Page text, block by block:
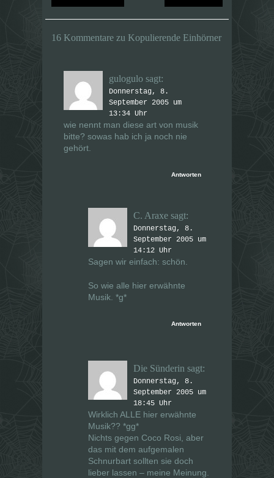
n
e
e
s
t
g
e
f
f
n
e
e
e
s
t
e
r
g
e
ö
f
n
16 Kommentare zu Kopulierende Einhörner
gulogulo sagt:
Donnerstag, 8.
September 2005 um
13:34 Uhr
wie nennt man diese art von musik
bitte? sowas hab ich ja noch nie
gehört.
Antworten
C. Araxe sagt:
Donnerstag, 8.
September 2005 um
14:12 Uhr
Sagen wir einfach: schön.
So wie alle hier erwähnte
Musik. *g*
Antworten
Die Sünderin sagt:
Donnerstag, 8.
September 2005 um
18:45 Uhr
Wirklich ALLE hier erwähnte
Musik?? *gg*
Nichts gegen Coco Rosi, aber
das mit dem aufgemalen
Schnurbart sollten sie doch
lieber lassen – meine Meinung.